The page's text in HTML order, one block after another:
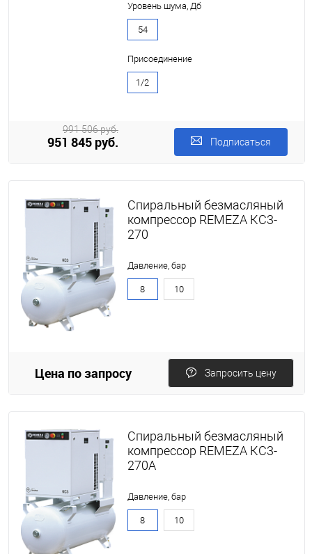
Уровень шума, Дб
54
Присоединение
1/2
951 845 руб.
991 506 руб.
Подписаться
Спиральный безмасляный
компрессор REMEZA КС3-
270
Давление, бар
8 10
Цена по запросу Запросить цену
Спиральный безмасляный
компрессор REMEZA КС3-
270А
Давление, бар
8 10